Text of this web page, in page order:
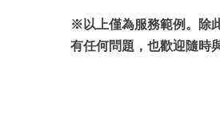
※以上僅為服務範例。除
有任何問題，也歡迎隨時